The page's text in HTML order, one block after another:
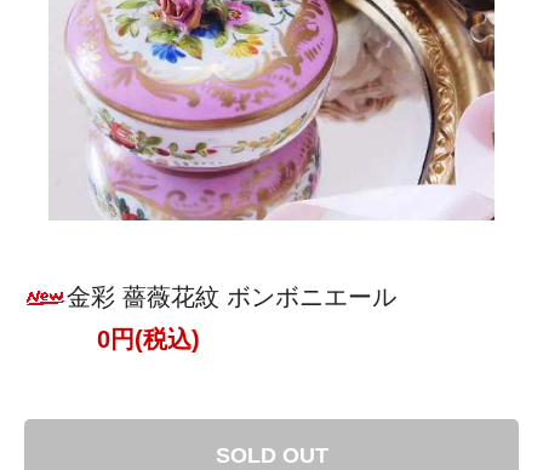
金彩 薔薇花紋 ボンボニエール
0円(税込)
SOLD OUT